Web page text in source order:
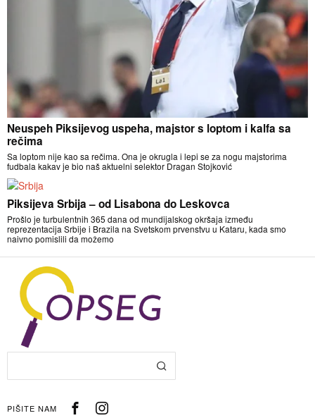
Neuspeh Piksijevog uspeha, majstor s loptom i kalfa sa
rečima
Sa loptom nije kao sa rečima. Ona je okrugla i lepi se za nogu majstorima
fudbala kakav je bio naš aktuelni selektor Dragan Stojković
Piksijeva Srbija – od Lisabona do Leskovca
Prošlo je turbulentnih 365 dana od mundijalskog okršaja između
reprezentacija Srbije i Brazila na Svetskom prvenstvu u Kataru, kada smo
naivno pomislili da možemo
PIŠITE NAM